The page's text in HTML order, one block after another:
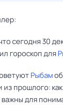
сегодня 30
гороскоп для
Рыбам
из прошлого:
для